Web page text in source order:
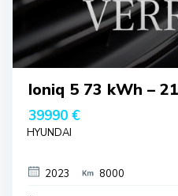
Ioniq 5 73 kWh –
39990 €
HYUNDAI
2023 8000